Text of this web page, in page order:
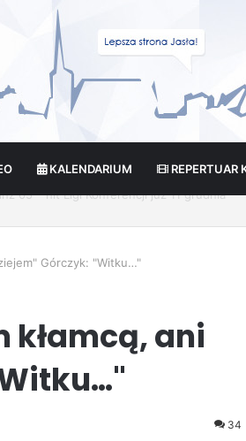
KALENDARIUM REPERTUAR
Górczyk: "Witku…"
kłamcą, ani
34